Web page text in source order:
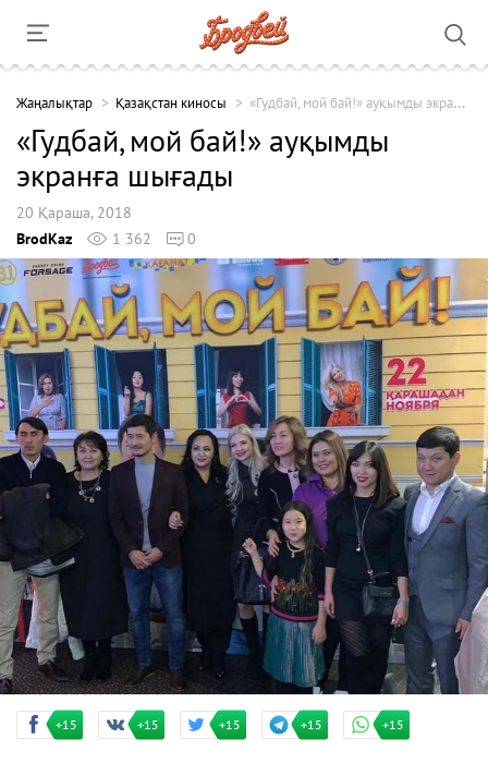
Жаңалықтар Қазақстан киносы «Гудбай, мой бай!» ауқымды экранға шығады
«Гудбай, мой бай!» ауқымды
экранға шығады
20 Қараша, 2018
BrodKaz
1 362 0
+15 +15 +15 +15 +15